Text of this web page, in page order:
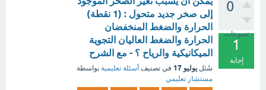
0
تصويتات
1
إجابة
إلى صخر جديد متحول : (1 نقطة)
الحرارة والضغط المنخفضان
الحرارة والضغط العاليان التجوية
الميكانيكية والرياح ؟ - مع الشرح
سُئل يوليو 17 في تصنيف أسئلة تعليمية بواسطة
مستشار تعليمي